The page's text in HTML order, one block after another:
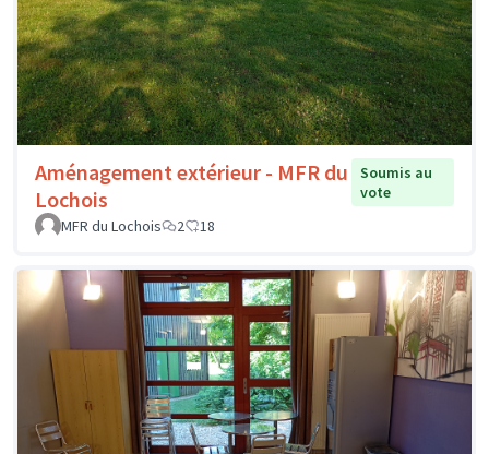
Aménagement extérieur - MFR du
Lochois
Soumis au
vote
MFR du Lochois
2 18